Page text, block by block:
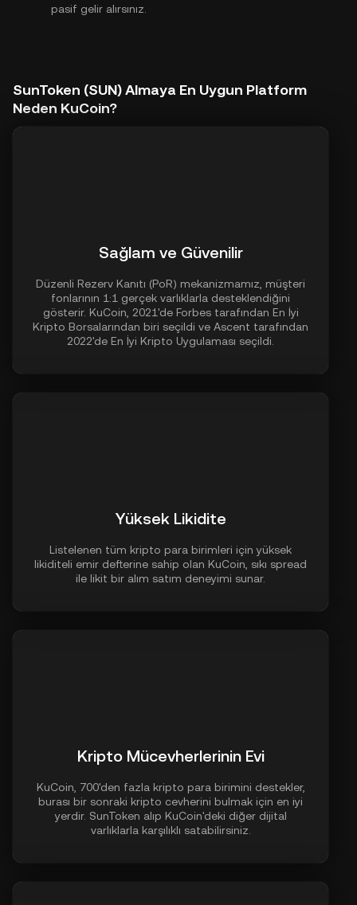
pasif gelir alırsınız.
SunToken (SUN) Almaya En Uygun Platform
Neden KuCoin?
Sağlam ve Güvenilir
Düzenli Rezerv Kanıtı (PoR) mekanizmamız, müşteri
fonlarının 1:1 gerçek varlıklarla desteklendiğini
gösterir. KuCoin, 2021'de Forbes tarafından En İyi
Kripto Borsalarından biri seçildi ve Ascent tarafından
2022'de En İyi Kripto Uygulaması seçildi.
Yüksek Likidite
Listelenen tüm kripto para birimleri için yüksek
likiditeli emir defterine sahip olan KuCoin, sıkı spread
ile likit bir alım satım deneyimi sunar.
Kripto Mücevherlerinin Evi
KuCoin, 700'den fazla kripto para birimini destekler,
burası bir sonraki kripto cevherini bulmak için en iyi
yerdir. SunToken alıp KuCoin'deki diğer dijital
varlıklarla karşılıklı satabilirsiniz.